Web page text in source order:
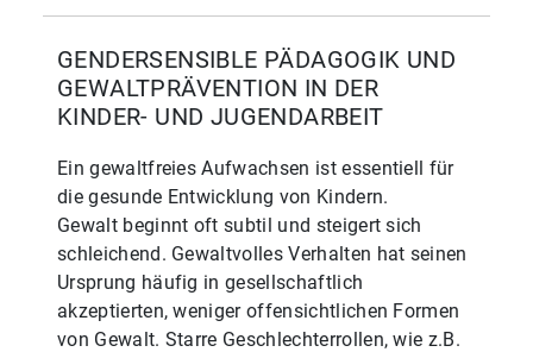
GENDERSENSIBLE PÄDAGOGIK UND
GEWALTPRÄVENTION IN DER
KINDER- UND JUGENDARBEIT
Ein gewaltfreies Aufwachsen ist essentiell für
die gesunde Entwicklung von Kindern.
Gewalt beginnt oft subtil und steigert sich
schleichend. Gewaltvolles Verhalten hat seinen
Ursprung häufig in gesellschaftlich
akzeptierten, weniger offensichtlichen Formen
von Gewalt. Starre Geschlechterrollen, wie z.B.